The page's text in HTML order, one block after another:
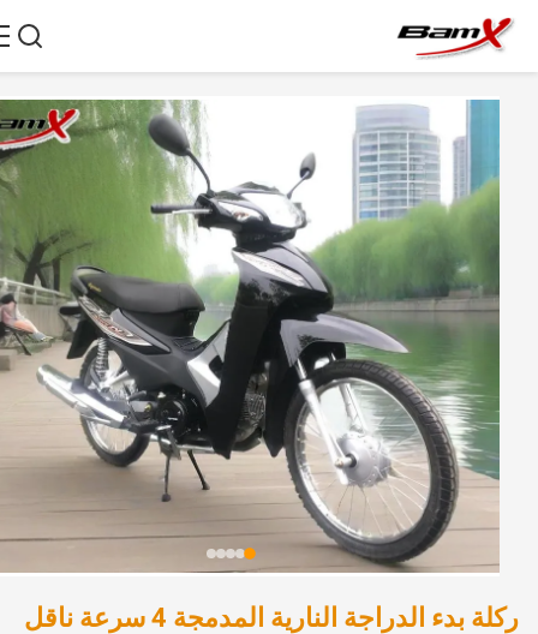
ركلة بدء الدراجة النارية المدمجة 4 سرعة ناقل